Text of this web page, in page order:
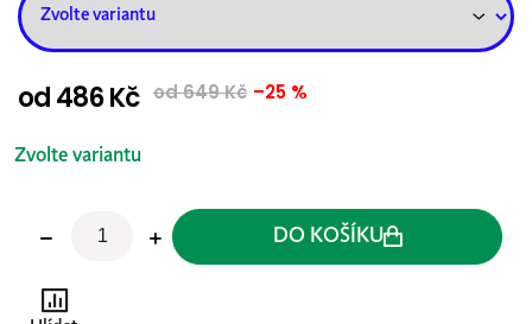
od 649 Kč –25 %
od486 Kč
Měrná
Zvolte variantu
DO KOŠÍKU